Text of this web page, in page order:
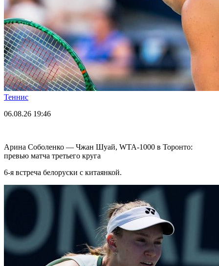
Теннис
06.08.26 19:46
Арина Соболенко — Чжан Шуай, WTA-1000 в Торонто:
превью матча третьего круга
6-я встреча белоруски с китаянкой.